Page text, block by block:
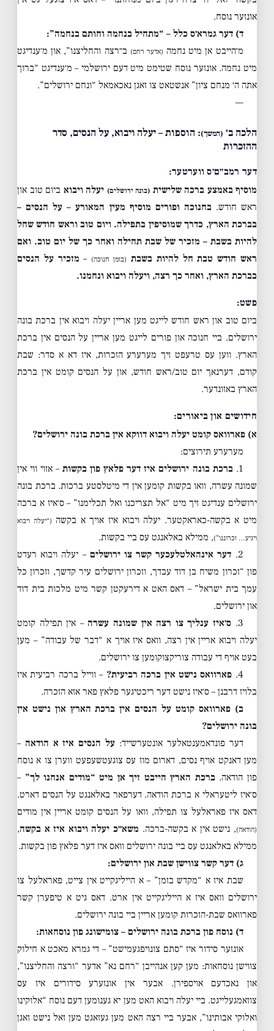
אונזער נוסח.
ד) דער גמרא׳ס כלל – “מתחיל בנחמה וחותם בנחמה”:
מ׳הייבט אן מיט נחמה (אדער רחם) ב״רצה והחליצנו”, און מ׳ענדיגט
מיט נחמה. אונזער נוסח שטימט מיט דעם ירושלמי – מ׳ענדיגט “ברוך
אתה ה׳ מנחם ציון” אנשטאט צו זאגן נאכאמאל “ונחם ירושלים”.
—
הלכה ב׳ (המשך): הוספות – יעלה ויבוא, על הנסים, סדר
ההזכרות
דער רמב״ם׳ס ווערטער:
מוסיף באמצע ברכה שלישית (בונה ירושלים) יעלה ויבוא ביום טוב און
ראש חודש.בחנוכה ופורים מוסיף מעין המאורע – על הנסים –
בברכת הארץ, כדרך שמוסיפין בתפילה. ויום טוב וראש חודש שחל
להיות בשבת – מזכיר של שבת תחילה ואחר כך של יום טוב. ואם
ראש חודש טבת חל להיות בשבת (בזמן חנוכה) – מזכיר על הנסים
בברכת הארץ, ואחר כך רצה, ויעלה ויבוא ונחמנו.
פשט:
ביום טוב און ראש חודש לייגט מען אריין יעלה ויבוא אין ברכת בונה
ירושלים. ביי חנוכה און פורים לייגט מען אריין על הנסים אין ברכת
הארץ. ווען עס טרעפט זיך מערערע הזכרות, איז דא א סדר: שבת
קודם, דערנאך יום טוב/ראש חודש, און על הנסים קומט אין ברכת
הארץ באזונדער.
חידושים און ביאורים:
א) פארוואס קומט יעלה ויבוא דווקא אין ברכת בונה ירושלים?
מערערע תירוצים:
1. ברכת בונה ירושלים איז דער פלאץ פון בקשות– אזוי ווי אין
שמונה עשרה, וואו בקשות קומען אין די מיטלסטע ברכות. ברכת בונה
ירושלים ענדיגט זיך מיט “אל תצריכנו ואל תכלימנו” – ס׳איז א ברכה
מיט א בקשה-כאראקטער. יעלה ויבוא איז אויך א בקשה (“יעלה ויבוא
ויגיע… זכרוננו”), ממילא באלאנגט עס ביי בקשות.
2. דער אינהאלטלעכער קשר צו ירושלים – יעלה ויבוא רעדט
פון “זכרון משיח בן דוד עבדך, וזכרון ירושלים עיר קדשך, וזכרון כל
עמך בית ישראל” – דאס האט א דירעקטן קשר מיט מלכות בית דוד
און ירושלים.
3. ס׳איז ענליך צו רצה אין שמונה עשרה – אין תפילה קומט
יעלה ויבוא אריין אין רצה, וואס איז אויך א “דבר של עבודה” – מען
בעט אויף די עבודה צוריקצוקומען צו ירושלים.
4. פארוואס נישט אין ברכה רביעית? – ווייל ברכה רביעית איז
בלויז דרבנן – ס׳איז נישט דער ריכטיגער פלאץ פאר אזא הזכרה.
ב) פארוואס קומט על הנסים אין ברכת הארץ און נישט אין
בונה ירושלים?
דער פונדאמענטאלער אונטערשייד: על הנסים איז א הודאה –
מען דאנקט אויף נסים, דארום מוז עס צוגעטשעפעט ווערן צו א נוסח
פון הודאה.ברכת הארץ הייבט זיך אן מיט “מודים אנחנו לך” –
ס׳איז ליטעראלי א ברכת הודאה. דערפאר באלאנגט על הנסים דארט.
דאס איז פאראלעל צו תפילה, וואו על הנסים קומט אריין אין מודים
(הודאה), נישט אין א בקשה-ברכה. משא״כ יעלה ויבוא איז א בקשה,
ממילא באלאנגט עס ביי בונה ירושלים וואס איז דער פלאץ פון בקשות.
ג) דער קשר צווישן שבת און ירושלים:
שבת איז א “מקדש בזמן” – א הייליגקייט אין צייט, פאראלעל צו
ירושלים וואס איז א הייליגקייט אין ארט. דאס גיט א טיפערן קשר
פארוואס שבת-הזכרות קומען אריין ביי בונה ירושלים.
ד) נוסח פון ברכת בונה ירושלים – צומישונג פון נוסחאות:
אונזער סידור איז “סתם צונויפגעמישט” – די גמרא מאכט א חילוק
צווישן נוסחאות: מען קען אנהייבן “רחם נא” אדער “ורצה והחליצנו”,
און נאכדעם אויספירן. אבער אין אונזערע סידורים איז עס
צוזאמגעלייגט. ביי יעלה ויבוא האט מען יא גענומען דעם נוסח “אלוקינו
ואלוקי אבותינו”, אבער ביי רצה האט מען געזאגט מען זאל נישט זאגן